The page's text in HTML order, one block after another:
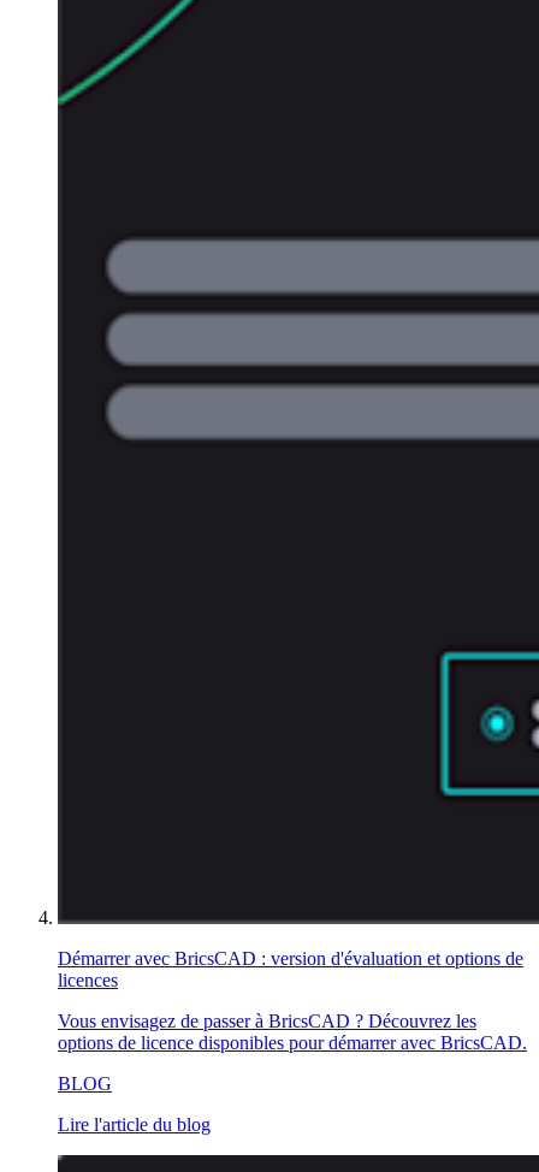
Démarrer avec BricsCAD : version d'évaluation et options de
licences
Vous envisagez de passer à BricsCAD ? Découvrez les
options de licence disponibles pour démarrer avec BricsCAD.
BLOG
Lire l'article du blog